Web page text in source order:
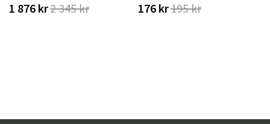
1 876 kr2 345 kr 176 kr195 kr